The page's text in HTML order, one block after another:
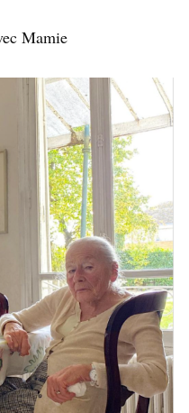
Mamie